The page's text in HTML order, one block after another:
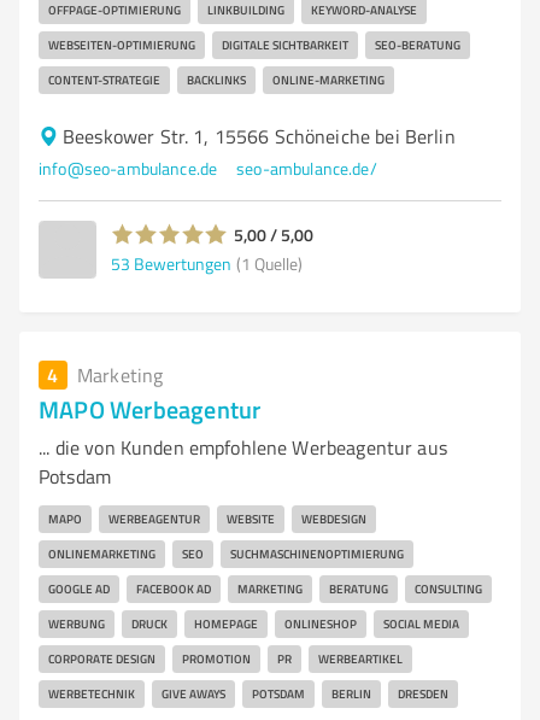
OFFPAGE-OPTIMIERUNG LINKBUILDING KEYWORD-ANALYSE
WEBSEITEN-OPTIMIERUNG DIGITALE SICHTBARKEIT SEO-BERATUNG
CONTENT-STRATEGIE BACKLINKS ONLINE-MARKETING
Beeskower Str. 1, 15566 Schöneiche bei Berlin
info@seo-ambulance.de seo-ambulance.de/
5,00 / 5,00
53 Bewertungen (1 Quelle)
4 Marketing
MAPO Werbeagentur
... die von Kunden empfohlene Werbeagentur aus
Potsdam
MAPO WERBEAGENTUR WEBSITE WEBDESIGN
ONLINEMARKETING SEO SUCHMASCHINENOPTIMIERUNG
GOOGLE AD FACEBOOK AD MARKETING BERATUNG CONSULTING
WERBUNG DRUCK HOMEPAGE ONLINESHOP SOCIAL MEDIA
CORPORATE DESIGN PROMOTION PR WERBEARTIKEL
WERBETECHNIK GIVE AWAYS POTSDAM BERLIN DRESDEN